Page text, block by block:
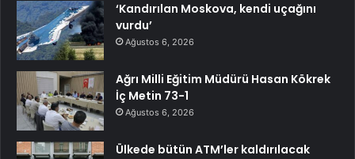
‘Kandırılan Moskova, kendi uçağını
vurdu’
Ağustos 6, 2026
Ağrı Milli Eğitim Müdürü Hasan Kökrek
İç Metin 73-1
Ağustos 6, 2026
Ülkede bütün ATM’ler kaldırılacak